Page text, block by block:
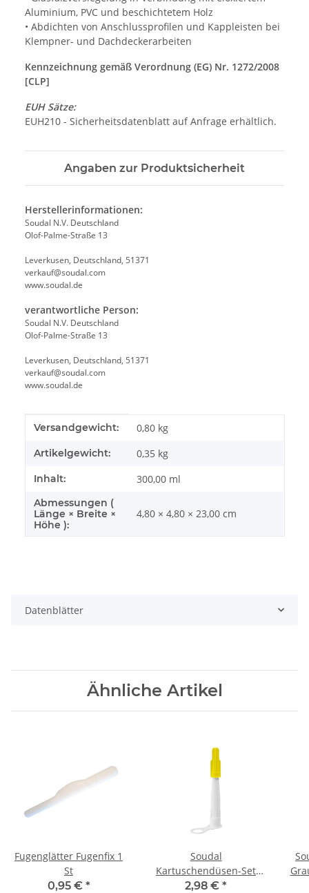
Aluminium, PVC und beschichtetem Holz
• Abdichten von Anschlussprofilen und Kappleisten bei
Klempner- und Dachdeckerarbeiten
Kennzeichnung gemäß Verordnung (EG) Nr. 1272/2008
[CLP]
EUH Sätze:
EUH210 - Sicherheitsdatenblatt auf Anfrage erhältlich.
Angaben zur Produktsicherheit
Herstellerinformationen:
Soudal N.V. Deutschland
Olof-Palme-Straße 13
Leverkusen, Deutschland, 51371
verkauf@soudal.com
www.soudal.de
verantwortliche Person:
Soudal N.V. Deutschland
Olof-Palme-Straße 13
Leverkusen, Deutschland, 51371
verkauf@soudal.com
www.soudal.de
Produkteigenschaft
Wert
Versandgewicht: 0,80 kg
Artikelgewicht: 0,35 kg
Inhalt: 300,00 ml
Abmessungen (
Länge × Breite ×
Höhe ):
4,80 × 4,80 × 23,00 cm
Datenblätter
Ähnliche Artikel
Fugenglätter Fugenfix 1
St
0,95 € *
Soudal
Kartuschendüsen-Set
Set 5 Stück
2,98 € *